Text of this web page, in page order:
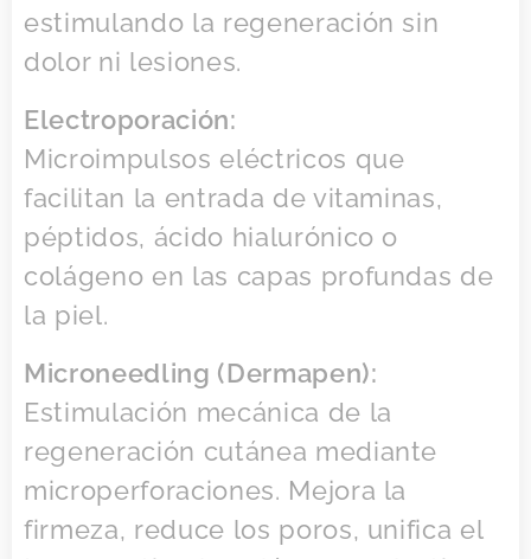
estimulando la regeneración sin
dolor ni lesiones.
Electroporación:
Microimpulsos eléctricos que
facilitan la entrada de vitaminas,
péptidos, ácido hialurónico o
colágeno en las capas profundas de
la piel.
Microneedling (Dermapen):
Estimulación mecánica de la
regeneración cutánea mediante
microperforaciones. Mejora la
firmeza, reduce los poros, unifica el